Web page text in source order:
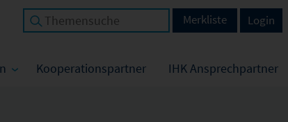
Kooperationspartner IHK Ansprechpartner
Login
Merkliste